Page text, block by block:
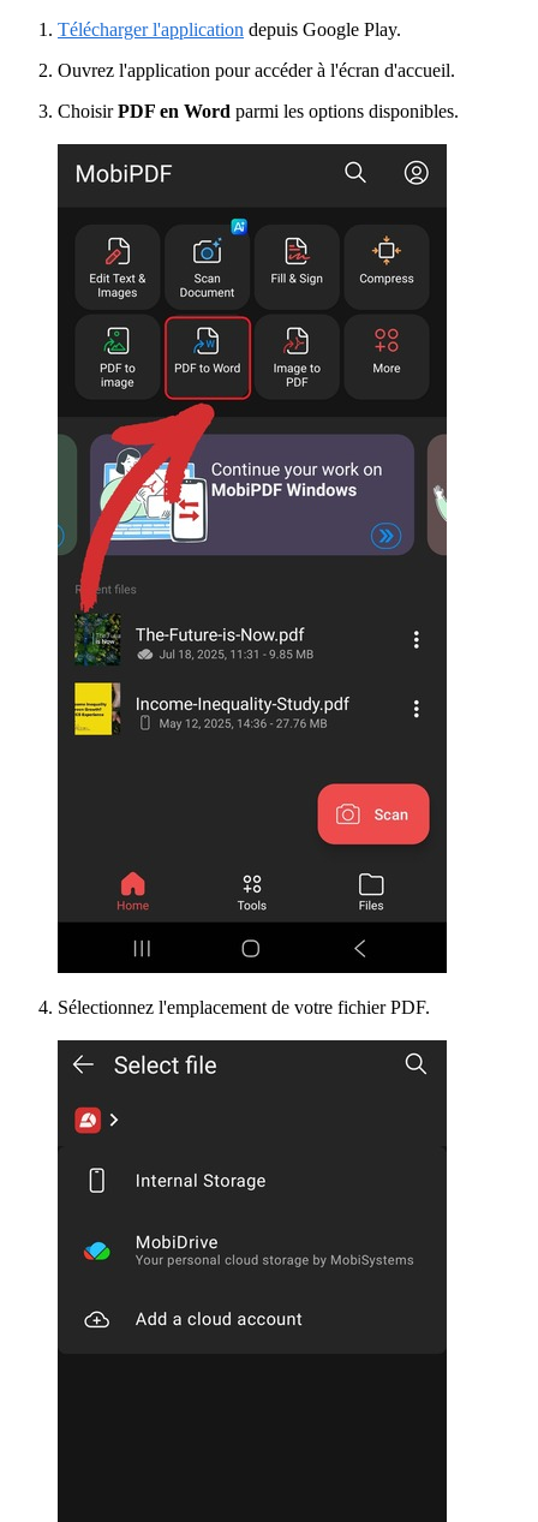
Télécharger l'application depuis Google Play.
Ouvrez l'application pour accéder à l'écran d'accueil.
ChoisirPDF en Word parmi les options disponibles.
Sélectionnez l'emplacement de votre fichier PDF.